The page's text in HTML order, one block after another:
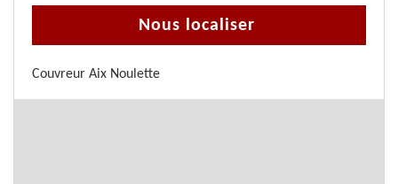
Nous localiser
Couvreur Aix Noulette